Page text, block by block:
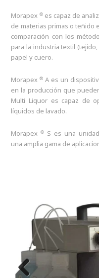
Morapex ®es capaz de
de materias primas o teñido
comparación con los
para la industria textil
papel y cuero.
Morapex® A es un
en la producción que
Multi Liquor es capaz de
líquidos de lavado.
Morapex® S es una
una amplia gama de